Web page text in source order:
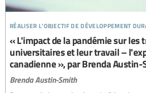
réaliser l’objectif de développement
« L'impact de la pandémie sur les
universitaires et leur travail –
canadienne », par Brenda Austin-
Brenda Austin-Smith